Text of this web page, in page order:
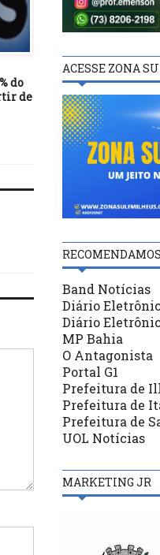
do
de
26/04/24
Professores da
aprovam
horas para a
semana
ACESSE ZONA
RECOMENDAMOS
Band Notícias
Diário
Diário
MP Bahia
O Antagonista
Portal G1
Prefeitura de
Prefeitura de
Prefeitura de
UOL Notícias
MARKETING JR